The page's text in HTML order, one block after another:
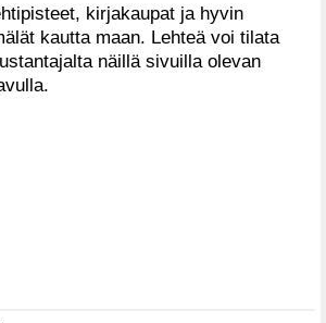
kirjakaupat ja hyvin
kautta maan. Lehteä voi tilata
näillä sivuilla olevan